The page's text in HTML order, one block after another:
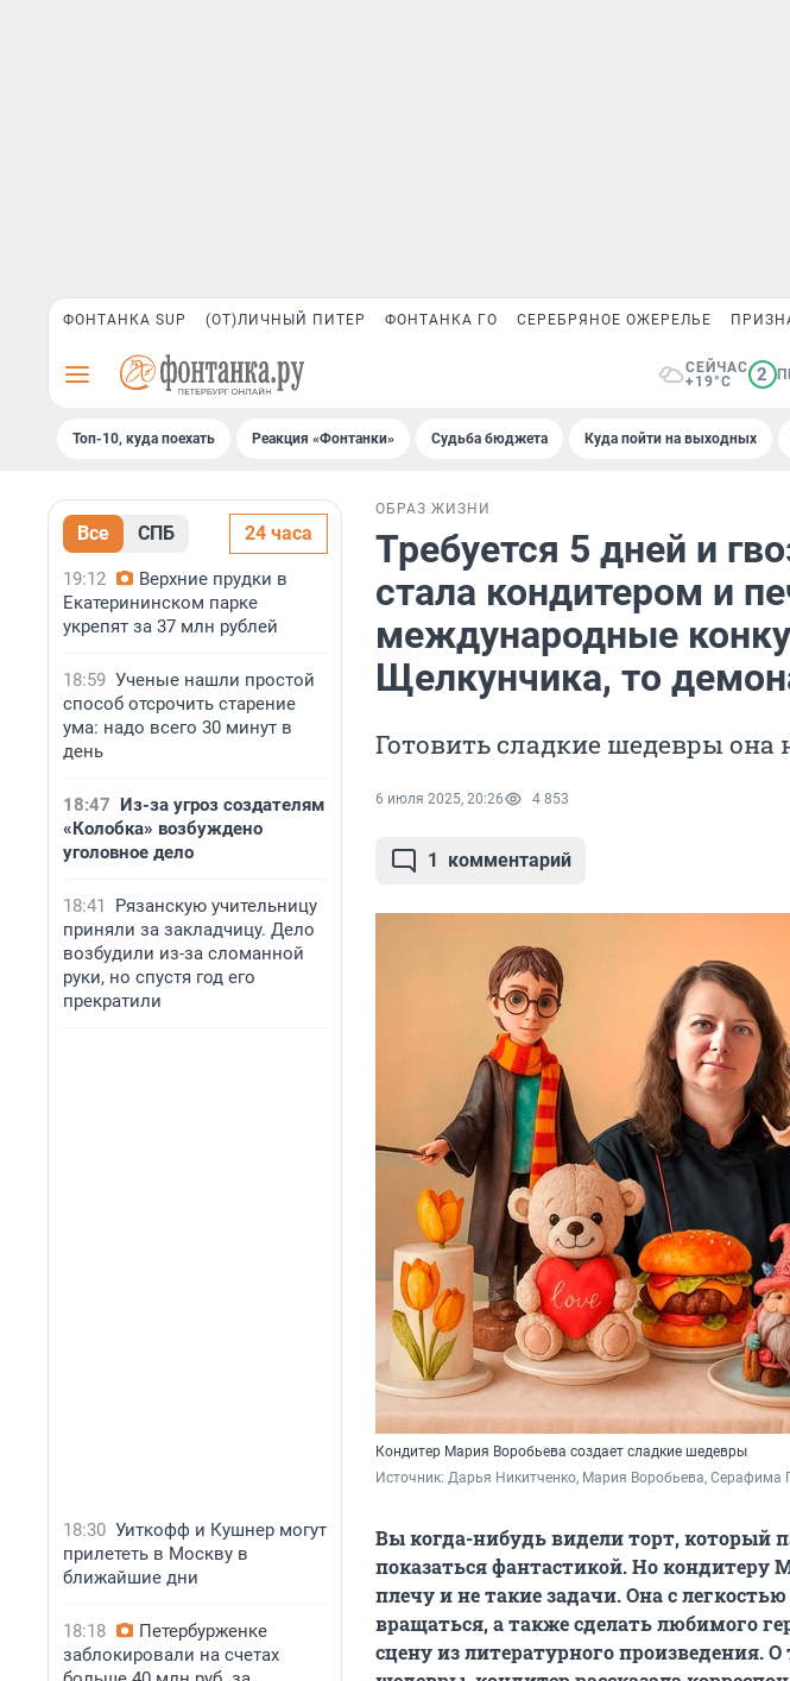
ФОНТАНКА SUP (ОТ)ЛИЧНЫЙ ПИТЕР ФОНТАНКА ГО СЕРЕБРЯНОЕ ОЖЕРЕЛЬЕ
СЕЙЧАС
+19°C
2
Топ-10, куда поехать Реакция «Фонтанки» Судьба бюджета Куда пойти на выходных
Все СПБ 24 часа
19:12
Верхние прудки в
Екатерининском парке
укрепят за 37 млн рублей
18:59 Ученые нашли простой
способ отсрочить старение
ума: надо всего 30 минут в
день
18:47 Из-за угроз создателям
«Колобка» возбуждено
уголовное дело
18:41
Рязанскую учительницу
приняли за закладчицу. Дело
возбудили из-за сломанной
руки, но спустя год его
прекратили
18:30 Уиткофф и Кушнер могут
прилететь в Москву в
ближайшие дни
18:18
Петербурженке
заблокировали на счетах
ОБРАЗ ЖИЗНИ
Требуется 5 дней и
стала кондитером и
международные
Щелкунчика, то
Готовить сладкие шедевры она
6 июля 2025, 20:26 4 853
1 комментарий
Кондитер Мария Воробьева создает сладкие шедевры
Источник: Дарья Никитченко, Мария Воробьева, Серафима
Вы когда-нибудь видели торт, который
показаться фантастикой. Но кондитеру
плечу и не такие задачи. Она с
вращаться, а также сделать любимого
сцену из литературного произведения.